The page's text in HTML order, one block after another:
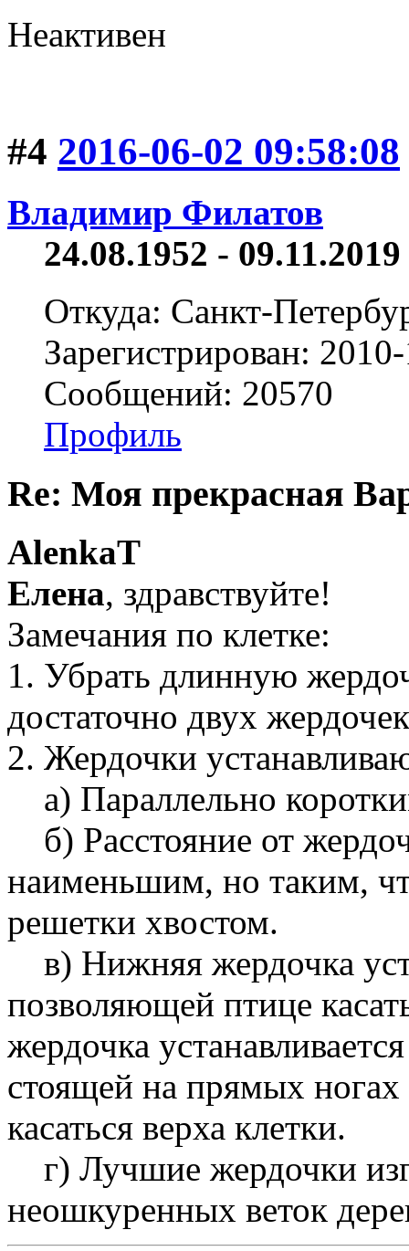
Неактивен
#4 2016-06-02 09:58:08
Владимир Филатов
24.08.1952 -
Откуда: Санкт-
Зарегистрирован:
Сообщений: 20570
Профиль
Re: Моя прекрасная
AlenkaT
Елена, здравствуйте!
Замечания по клетке:
1. Убрать длинную
достаточно двух
2. Жердочки
а) Параллельно
б) Расстояние от
наименьшим, но таким,
решетки хвостом.
в) Нижняя жердочка
позволяющей птице
жердочка
стоящей на
касаться верха клетки.
г) Лучшие жердочки
неошкуренных веток